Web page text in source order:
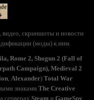
видео, скриншоты и новости
(моды) к ним.
Rome 2, Shogun 2 (Fall of
Campaign), Medieval 2
, Alexander) Total War
знакамиThe Creative
серверах Steam и GameSpy